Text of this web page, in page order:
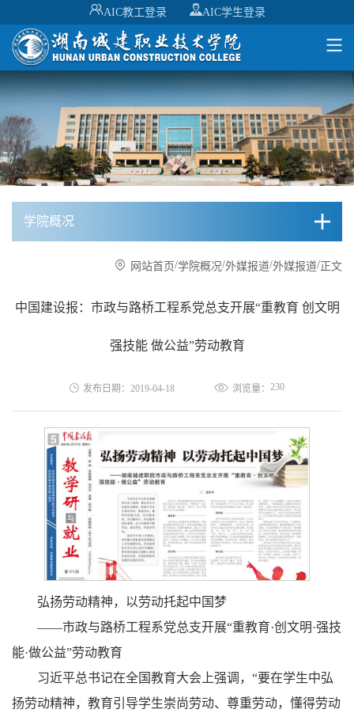
AIC教工登录 AIC学生登录
学院概况
网站首页/学院概况/外媒报道/外媒报道/正文
中国建设报：市政与路桥工程系党总支开展“重教育 创文明
强技能 做公益”劳动教育
发布日期：2019-04-18 浏览量： 230
弘扬劳动精神，以劳动托起中国梦
——市政与路桥工程系党总支开展“重教育·创文明·强技
能·做公益”劳动教育
习近平总书记在全国教育大会上强调，“要在学生中弘
扬劳动精神，教育引导学生崇尚劳动、尊重劳动，懂得劳动